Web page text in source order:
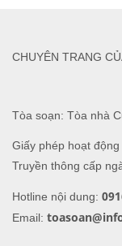
Tòa soạn: Tòa nhà
Giấy phép hoạt
Truyền thông cấp
Hotline nội dung:
Email:
CHUYÊN TRANG